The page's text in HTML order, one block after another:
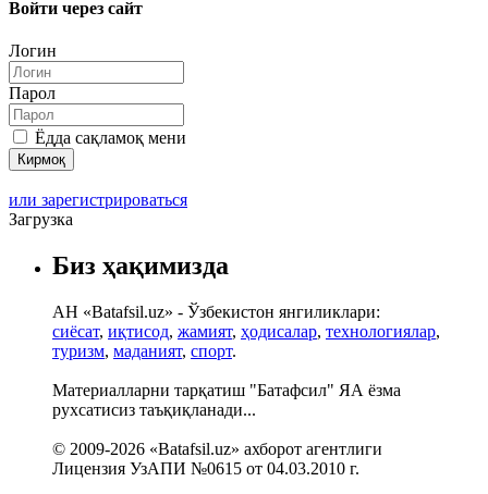
Войти через сайт
Логин
Парол
Ёдда сақламоқ мени
или зарегистрироваться
Загрузка
Биз ҳақимизда
АН «Batafsil.uz» - Ўзбекистон янгиликлари:
сиёсат, иқтисод, жамият, ҳодисалар, технологиялар,
туризм, маданият, спорт.
Материалларни тарқатиш "Батафсил" ЯА ёзма
рухсатисиз таъқиқланади...
© 2009-2026 «Batafsil.uz» ахборот агентлиги
Лицензия УзАПИ №0615 от 04.03.2010 г.